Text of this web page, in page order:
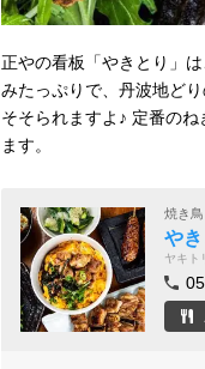
正やの看板「やきとり」
みたっぷりで、丹波地ど
そそられますよ♪ 定番の
ます。
焼き鳥
や
ヤキト